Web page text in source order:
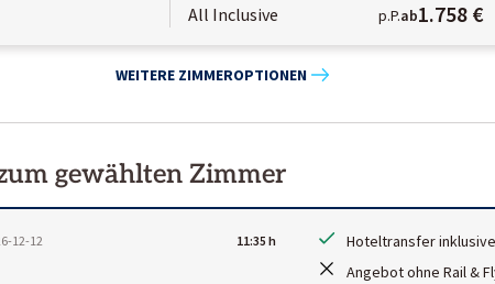
All Inclusive p.P.ab1.758 €
WEITERE ZIMMEROPTIONEN
gewählten Zimmer
12-12 11:35 h
Hoteltransfer inklusive
Angebot ohne Rail &